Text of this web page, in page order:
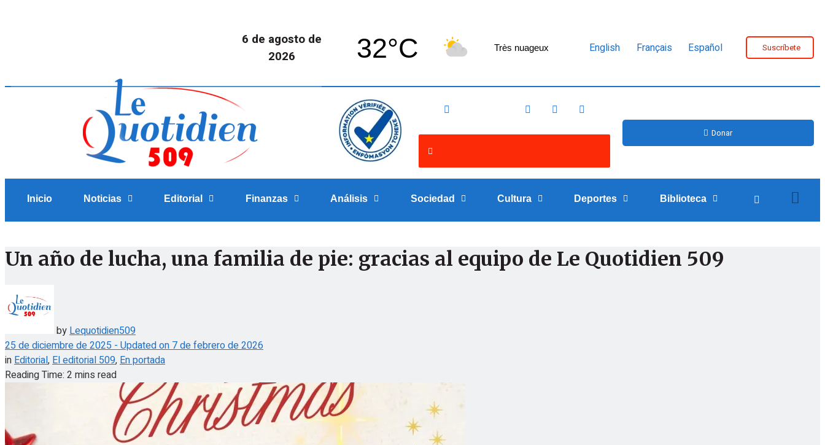
6 de agosto de
2026
32°C Très nuageux English Français Español Suscríbete
Donar
Inicio Noticias Editorial Finanzas Análisis Sociedad Cultura Deportes Biblioteca
Un año de lucha, una familia de pie: gracias al equipo de Le Quotidien 509
by Lequotidien509
25 de diciembre de 2025 - Updated on 7 de febrero de 2026
in Editorial, El editorial 509, En portada
Reading Time: 2 mins read